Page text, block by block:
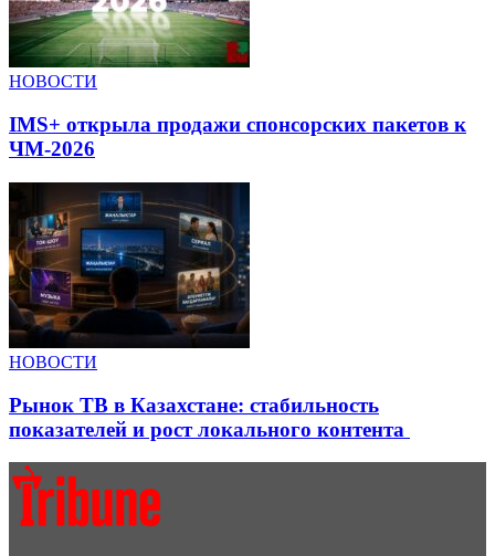
НОВОСТИ
IMS+ открыла продажи спонсорских пакетов к
ЧМ-2026
НОВОСТИ
Рынок ТВ в Казахстане: стабильность
показателей и рост локального контента